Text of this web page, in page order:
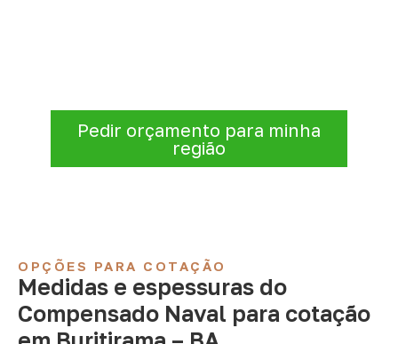
Pedir orçamento para minha
região
OPÇÕES PARA COTAÇÃO
Medidas e espessuras do
Compensado Naval para cotação